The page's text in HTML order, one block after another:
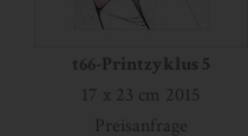
t66-Printzyklus 5
17 x 23 cm 2015
Preisanfrage